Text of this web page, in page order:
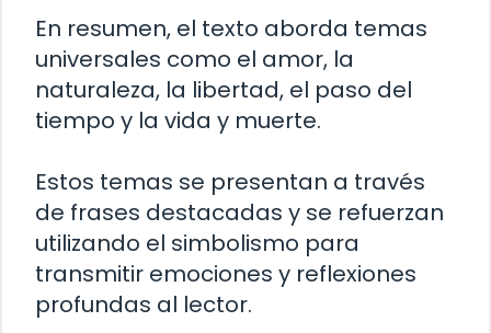
En resumen, el texto aborda temas
universales como el amor, la
naturaleza, la libertad, el paso del
tiempo y la vida y muerte.
Estos temas se presentan a través
de frases destacadas y se refuerzan
utilizando el simbolismo para
transmitir emociones y reflexiones
profundas al lector.